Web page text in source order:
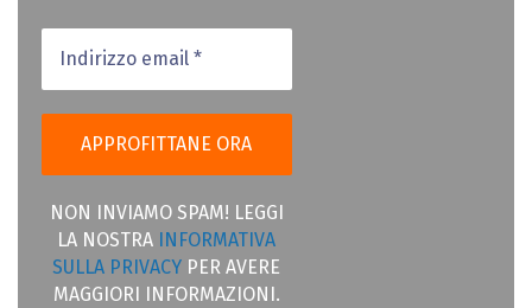
NON INVIAMO SPAM! LEGGI
LA NOSTRA INFORMATIVA
SULLA PRIVACY PER AVERE
MAGGIORI INFORMAZIONI.